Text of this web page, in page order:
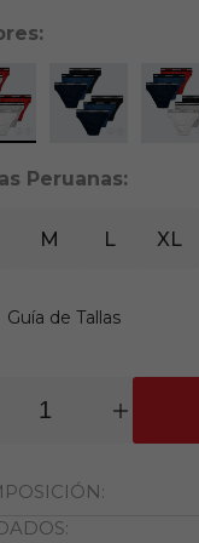
Peruanas:
M L XL
Guía de Tallas
y 50% viscosa.